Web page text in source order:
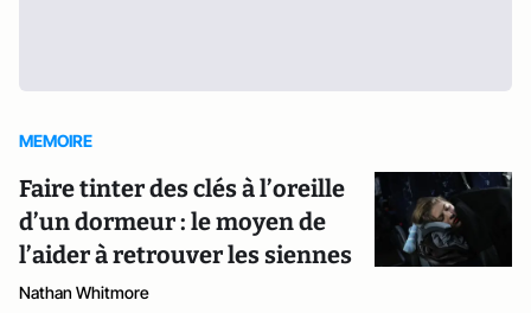
MEMOIRE
Faire tinter des clés à l’oreille
d’un dormeur : le moyen de
l’aider à retrouver les siennes
Nathan Whitmore